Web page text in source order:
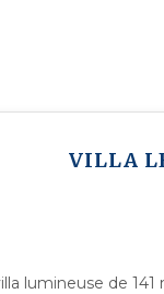
VILLA
lumineuse de 141